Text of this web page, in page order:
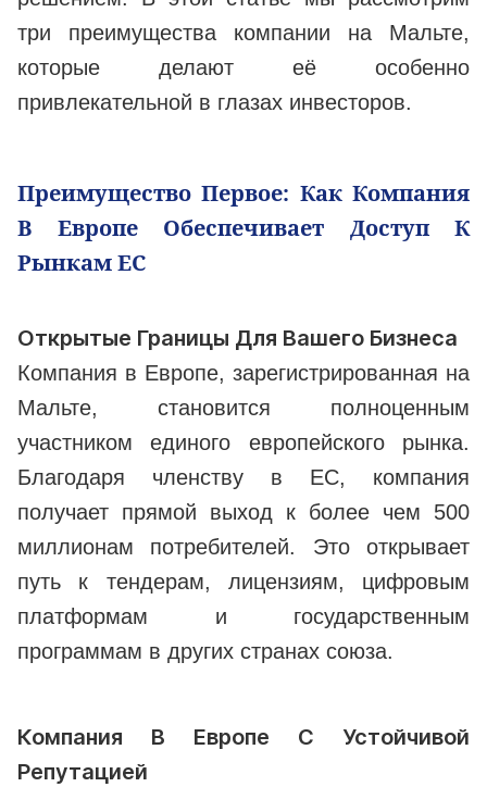
три преимущества компании на Мальте,
которые делают её особенно
привлекательной в глазах инвесторов.
Преимущество Первое: Как Компания
В Европе Обеспечивает Доступ К
Рынкам ЕС
Открытые Границы Для Вашего Бизнеса
Компания в Европе, зарегистрированная на
Мальте, становится полноценным
участником единого европейского рынка.
Благодаря членству в ЕС, компания
получает прямой выход к более чем 500
миллионам потребителей. Это открывает
путь к тендерам, лицензиям, цифровым
платформам и государственным
программам в других странах союза.
Компания В Европе С Устойчивой
Репутацией